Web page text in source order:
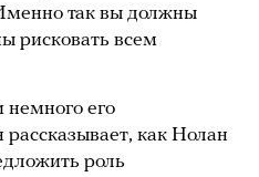
так вы должны
рисковать всем
его
как Нолан
роль